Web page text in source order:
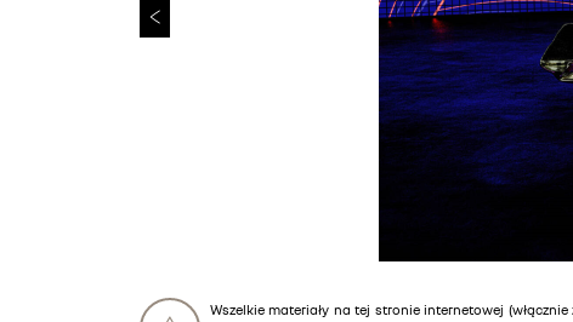
Wszelkie materiały na tej stronie internetowej